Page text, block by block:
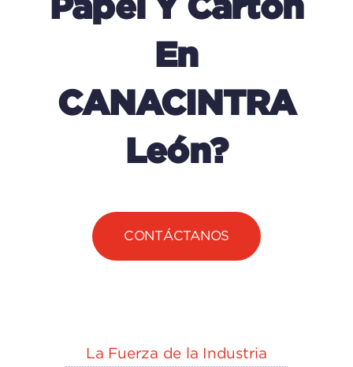
En
CANACINTRA
León?
CONTÁCTANOS
La Fuerza de la Industria